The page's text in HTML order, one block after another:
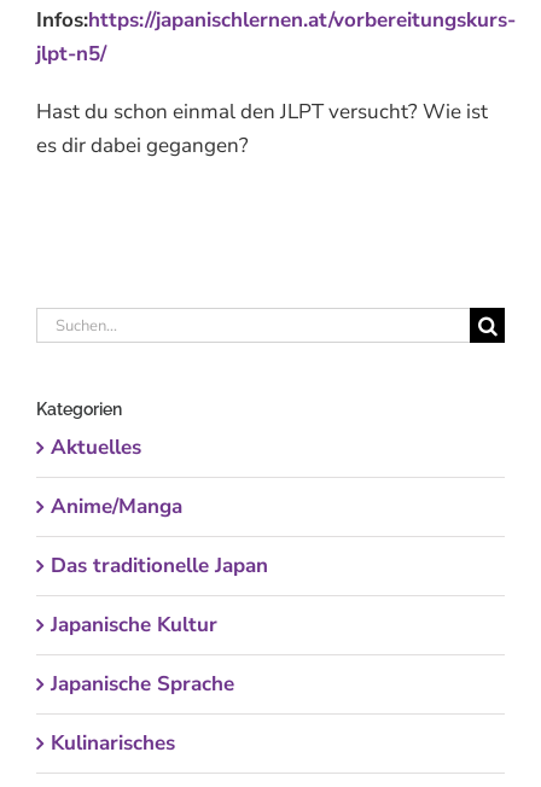
Infos:https://japanischlernen.at/vorbereitungskurs-
jlpt-n5/
Hast du schon einmal den JLPT versucht? Wie ist
es dir dabei gegangen?
Suche
Kategorien
Aktuelles
Anime/Manga
Das traditionelle Japan
Japanische Kultur
Japanische Sprache
Kulinarisches